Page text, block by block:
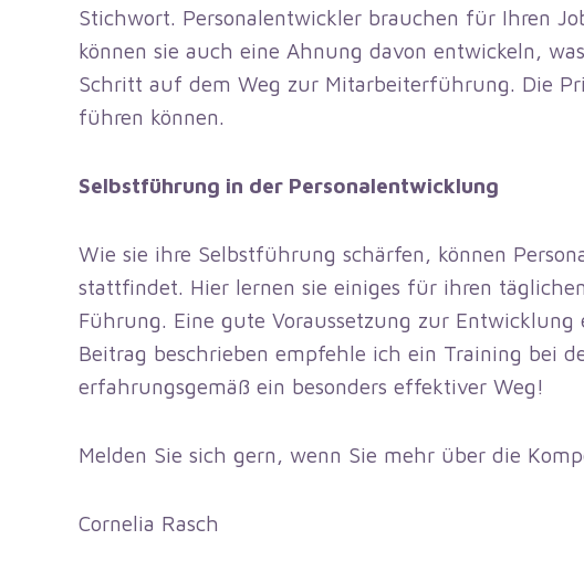
Stichwort. Personalentwickler brauchen für Ihren
können sie auch eine Ahnung davon entwickeln,
Schritt auf dem Weg zur Mitarbeiterführung. Die
führen können.
Selbstführung in der Personalentwicklung
Wie sie ihre Selbstführung schärfen, können
stattfindet. Hier lernen sie einiges für ihren
Führung. Eine gute Voraussetzung zur
Beitrag beschrieben empfehle ich ein Training bei
erfahrungsgemäß ein besonders effektiver Weg!
Melden Sie sich gern, wenn Sie mehr über die
Cornelia Rasch